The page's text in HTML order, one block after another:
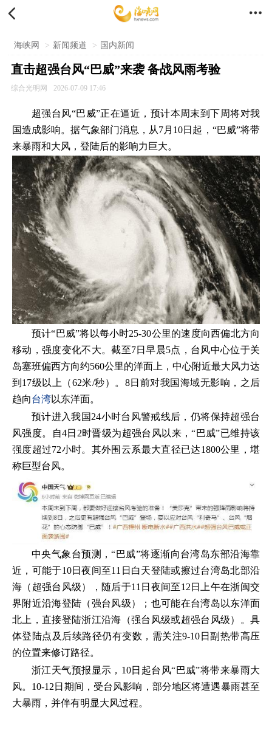
 
海峡网 > 新闻频道 > 国内新闻
直击超强台风“巴威”来袭 备战风雨考验
综合光明网 2026-07-09 17:46
超强台风“巴威”正在逼近，预计本周末到下周将对我
国造成影响。据气象部门消息，从7月10日起，“巴威”将带
来暴雨和大风，登陆后的影响力巨大。
预计“巴威”将以每小时25-30公里的速度向西偏北方向
移动，强度变化不大。截至7日早晨5点，台风中心位于关
岛塞班偏西方向约560公里的洋面上，中心附近最大风力达
到17级以上（62米/秒）。8日前对我国海域无影响，之后
趋向台湾以东洋面。
预计进入我国24小时台风警戒线后，仍将保持超强台
风强度。自4日2时晋级为超强台风以来，“巴威”已维持该
强度超过72小时。其外围云系最大直径已达1800公里，堪
称巨型台风。
中央气象台预测，“巴威”将逐渐向台湾岛东部沿海靠
近，可能于10日夜间至11日白天登陆或擦过台湾岛北部沿
海（超强台风级），随后于11日夜间至12日上午在浙闽交
界附近沿海登陆（强台风级）；也可能在台湾岛以东洋面
北上，直接登陆浙江沿海（强台风级或超强台风级）。具
体登陆点及后续路径仍有变数，需关注9-10日副热带高压
的位置来修订路径。
浙江天气预报显示，10日起台风“巴威”将带来暴雨大
风。10-12日期间，受台风影响，部分地区将遭遇暴雨甚至
大暴雨，并伴有明显大风过程。